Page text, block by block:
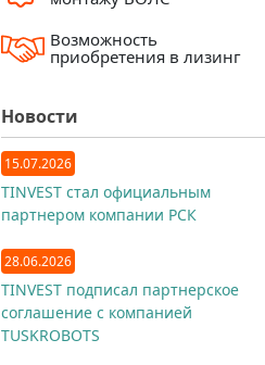
Возможность
приобретения в лизинг
Новости
15.07.2026
TINVEST стал официальным
партнером компании РСК
28.06.2026
TINVEST подписал партнерское
соглашение с компанией
TUSKROBOTS